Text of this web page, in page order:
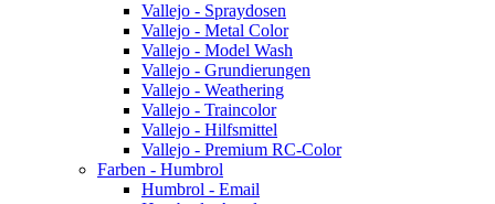
Vallejo - Spraydosen
Vallejo - Metal Color
Vallejo - Model Wash
Vallejo - Grundierungen
Vallejo - Weathering
Vallejo - Traincolor
Vallejo - Hilfsmittel
Vallejo - Premium RC-Color
Farben - Humbrol
Humbrol - Email